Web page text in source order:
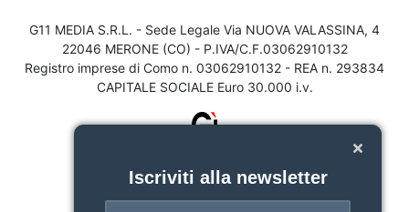
G11 MEDIA S.R.L. - Sede Legale Via NUOVA VALASSINA, 4
22046 MERONE (CO) - P.IVA/C.F.03062910132
Registro imprese di Como n. 03062910132 - REA n. 293834
CAPITALE SOCIALE Euro 30.000 i.v.
Iscriviti alla newsletter